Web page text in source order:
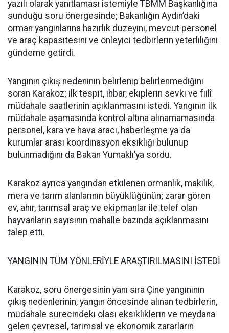
yazılı olarak yanıtlaması istemiyle TBMM Başkanlığına
sunduğu soru önergesinde; Bakanlığın Aydın’daki
orman yangınlarına hazırlık düzeyini, mevcut personel
ve araç kapasitesini ve önleyici tedbirlerin yeterliliğini
gündeme getirdi.
Yangının çıkış nedeninin belirlenip belirlenmediğini
soran Karakoz; ilk tespit, ihbar, ekiplerin sevki ve fiilî
müdahale saatlerinin açıklanmasını istedi. Yangının ilk
müdahale aşamasında kontrol altına alınamamasında
personel, kara ve hava aracı, haberleşme ya da
kurumlar arası koordinasyon eksikliği bulunup
bulunmadığını da Bakan Yumaklı’ya sordu.
Karakoz ayrıca yangından etkilenen ormanlık, makilik,
mera ve tarım alanlarının büyüklüğünün; zarar gören
ev, ahır, tarımsal araç ve ekipmanlar ile telef olan
hayvanların sayısının mahalle bazında açıklanmasını
talep etti.
YANGININ TÜM YÖNLERİYLE ARAŞTIRILMASINI İSTEDİ
Karakoz, soru önergesinin yanı sıra Çine yangınının
çıkış nedenlerinin, yangın öncesinde alınan tedbirlerin,
müdahale sürecindeki olası eksikliklerin ve meydana
gelen çevresel, tarımsal ve ekonomik zararların